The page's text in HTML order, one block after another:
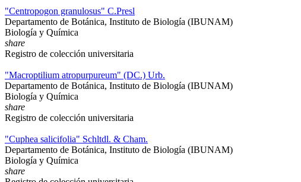
"Centropogon granulosus" C.Presl
Departamento de Botánica, Instituto de Biología (IBUNAM)
Biología y Química
share
Registro de colección universitaria
"Macroptilium atropurpureum" (DC.) Urb.
Departamento de Botánica, Instituto de Biología (IBUNAM)
Biología y Química
share
Registro de colección universitaria
"Cuphea salicifolia" Schltdl. & Cham.
Departamento de Botánica, Instituto de Biología (IBUNAM)
Biología y Química
share